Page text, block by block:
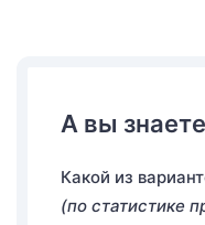
А вы
Какой из
(по статистике